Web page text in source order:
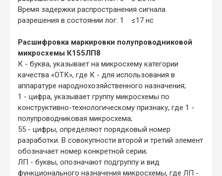
Время задержки распространения сигнала
разрешения в состоянии лог. 1 ≤17 нс
Расшифровка маркировки полупроводниковой
микросхемы К155ЛП8
К - буква, указывает на микросхему категории
качества «ОТК», где К - для использования в
аппаратуре народнохозяйственного назначения;
1 - цифра, указывает группу микросхемы по
конструктивно-технологическому признаку, где 1 -
полупроводниковая микросхема;
55 - цифры, определяют порядковый номер
разработки. В совокупности второй и третий элемент
обозначает номер конкретной серии;
ЛП - буквы, опозначают подгруппу и вид
функционального назначения микросхемы, где ЛП -